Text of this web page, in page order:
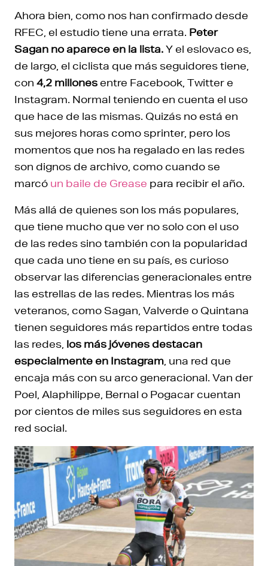
Ahora bien, como nos han confirmado desde
RFEC, el estudio tiene una errata. Peter
Sagan no aparece en la lista.Y el eslovaco es,
de largo, el ciclista que más seguidores tiene,
con 4,2 millonesentre Facebook, Twitter e
Instagram. Normal teniendo en cuenta el uso
que hace de las mismas. Quizás no está en
sus mejores horas como sprinter, pero los
momentos que nos ha regalado en las redes
son dignos de archivo, como cuando se
marcó un baile de Grease para recibir el año.
Más allá de quienes son los más populares,
que tiene mucho que ver no solo con el uso
de las redes sino también con la popularidad
que cada uno tiene en su país, es curioso
observar las diferencias generacionales entre
las estrellas de las redes. Mientras los más
veteranos, como Sagan, Valverde o Quintana
tienen seguidores más repartidos entre todas
las redes, los más jóvenes destacan
especialmente en Instagram , una red que
encaja más con su arco generacional. Van der
Poel, Alaphilippe, Bernal o Pogacar cuentan
por cientos de miles sus seguidores en esta
red social.